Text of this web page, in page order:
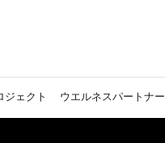
ジェクト ウエルネスパートナー